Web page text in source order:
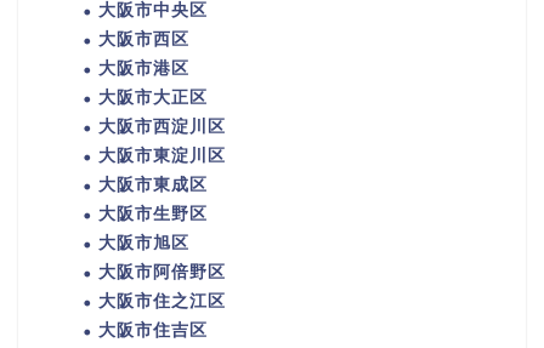
大阪市中央区
大阪市西区
大阪市港区
大阪市大正区
大阪市西淀川区
大阪市東淀川区
大阪市東成区
大阪市生野区
大阪市旭区
大阪市阿倍野区
大阪市住之江区
大阪市住吉区